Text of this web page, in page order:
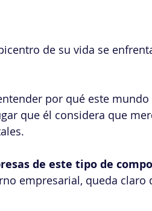
de su vida se
por qué este
que él considera que
de este tipo de
empresarial, queda claro